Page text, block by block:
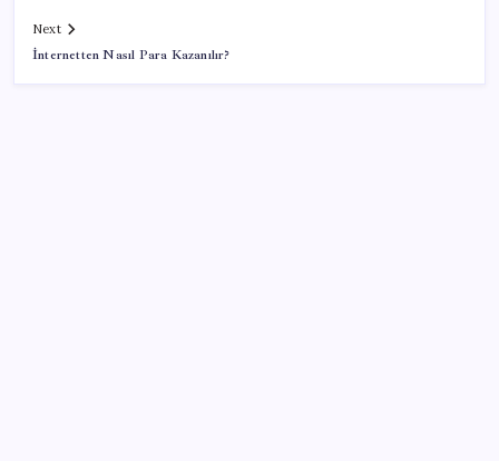
Next
İnternetten Nasıl Para Kazanılır?